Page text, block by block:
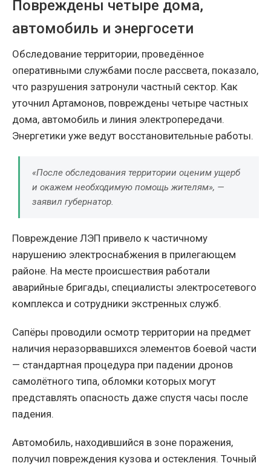
Повреждены четыре дома,
автомобиль и энергосети
Обследование территории, проведённое
оперативными службами после рассвета, показало,
что разрушения затронули частный сектор. Как
уточнил Артамонов, повреждены четыре частных
дома, автомобиль и линия электропередачи.
Энергетики уже ведут восстановительные работы.
«После обследования территории оценим ущерб
и окажем необходимую помощь жителям», —
заявил губернатор.
Повреждение ЛЭП привело к частичному
нарушению электроснабжения в прилегающем
районе. На месте происшествия работали
аварийные бригады, специалисты электросетевого
комплекса и сотрудники экстренных служб.
Сапёры проводили осмотр территории на предмет
наличия неразорвавшихся элементов боевой части
— стандартная процедура при падении дронов
самолётного типа, обломки которых могут
представлять опасность даже спустя часы после
падения.
Автомобиль, находившийся в зоне поражения,
получил повреждения кузова и остекления. Точный